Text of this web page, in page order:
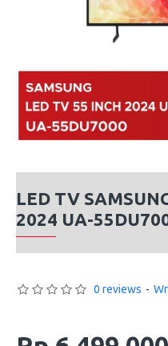
LED TV
2024 UA-
0 reviews -